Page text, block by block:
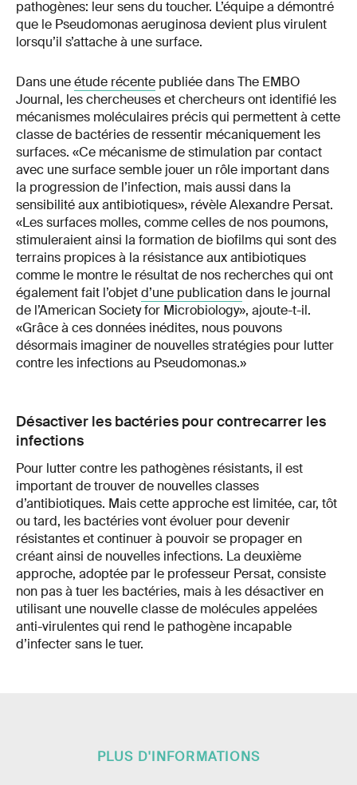
pathogènes: leur sens du toucher. L’équipe a démontré
que le Pseudomonas aeruginosa devient plus virulent
lorsqu’il s’attache à une surface.
Dans uneétude récente publiée dans The EMBO
Journal, les chercheuses et chercheurs ont identifié les
mécanismes moléculaires précis qui permettent à cette
classe de bactéries de ressentir mécaniquement les
surfaces. «Ce mécanisme de stimulation par contact
avec une surface semble jouer un rôle important dans
la progression de l’infection, mais aussi dans la
sensibilité aux antibiotiques», révèle Alexandre Persat.
«Les surfaces molles, comme celles de nos poumons,
stimuleraient ainsi la formation de biofilms qui sont des
terrains propices à la résistance aux antibiotiques
comme le montre le résultat de nos recherches qui ont
également fait l’objetd’une publicationdans le journal
de l’American Society for Microbiology», ajoute-t-il.
«Grâce à ces données inédites, nous pouvons
désormais imaginer de nouvelles stratégies pour lutter
contre les infections au Pseudomonas.»
Désactiver les bactéries pour contrecarrer les
infections
Pour lutter contre les pathogènes résistants, il est
important de trouver de nouvelles classes
d’antibiotiques. Mais cette approche est limitée, car, tôt
ou tard, les bactéries vont évoluer pour devenir
résistantes et continuer à pouvoir se propager en
créant ainsi de nouvelles infections. La deuxième
approche, adoptée par le professeur Persat, consiste
non pas à tuer les bactéries, mais à les désactiver en
utilisant une nouvelle classe de molécules appelées
anti-virulentes qui rend le pathogène incapable
d’infecter sans le tuer.
PLUS D'INFORMATIONS